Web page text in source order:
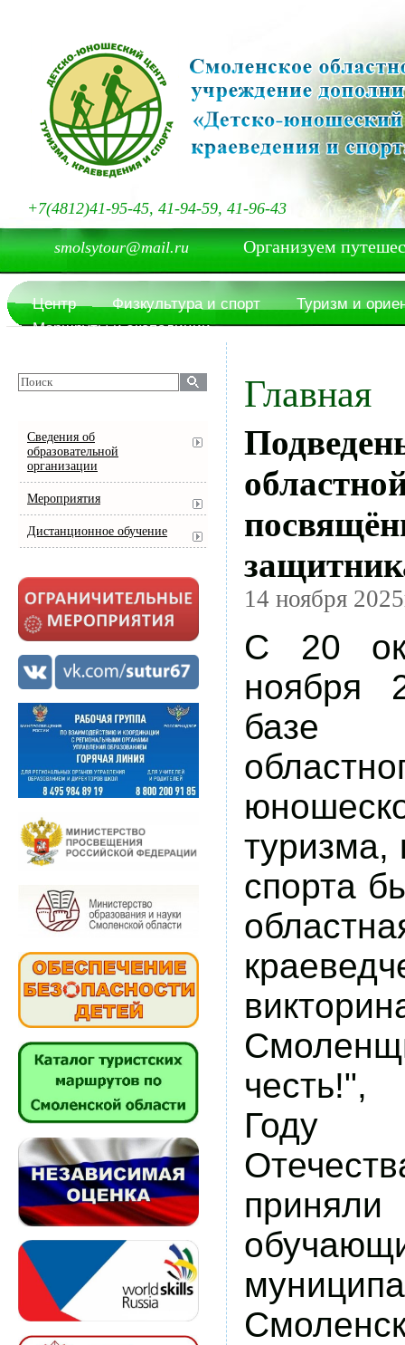
smolsytour@mail.ruОрганизуем
+7(4812)41-95-45, 41-94-59, 41-96-43
Центр Физкультура и спорт
Туризм и
Маршруты и экспедиции
Главная
14 ноября
С 20
ноября
базе
туризма,
спорта
честь!",
Году
приняли
Сведения об
образовательной
организации
Мероприятия
Дистанционное обучение